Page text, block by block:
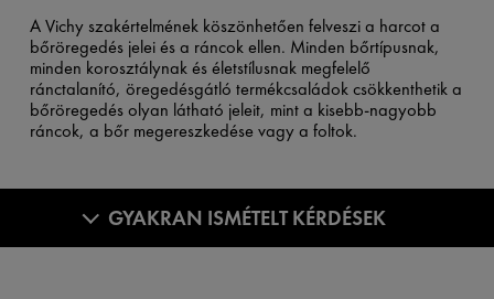
A Vichy szakértelmének köszönhetően felveszi a harcot a
bőröregedés jelei és a ráncok ellen. Minden bőrtípusnak,
minden korosztálynak és életstílusnak megfelelő
ránctalanító, öregedésgátló termékcsaládok csökkenthetik a
bőröregedés olyan látható jeleit, mint a kisebb-nagyobb
ráncok, a bőr megereszkedése vagy a foltok.
GYAKRAN ISMÉTELT KÉRDÉSEK